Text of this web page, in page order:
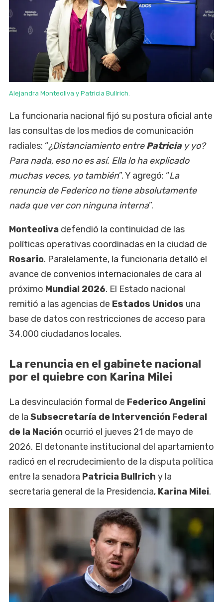
Alejandra Monteoliva y Patricia Bullrich.
La funcionaria nacional fijó su postura oficial ante
las consultas de los medios de comunicación
radiales: “¿Distanciamiento entrePatricia y yo?
Para nada, eso no es así. Ella lo ha explicado
muchas veces, yo también”. Y agregó: “La
renuncia de Federico no tiene absolutamente
nada que ver con ninguna interna”.
Monteoliva defendió la continuidad de las
políticas operativas coordinadas en la ciudad de
Rosario. Paralelamente, la funcionaria detalló el
avance de convenios internacionales de cara al
próximo Mundial 2026. El Estado nacional
remitió a las agencias de Estados Unidos una
base de datos con restricciones de acceso para
34.000 ciudadanos locales.
La renuncia en el gabinete nacional
por el quiebre con Karina Milei
La desvinculación formal de Federico Angelini
de la Subsecretaría de Intervención Federal
de la Nación ocurrió el jueves 21 de mayo de
2026. El detonante institucional del apartamiento
radicó en el recrudecimiento de la disputa política
entre la senadora Patricia Bullrich y la
secretaria general de la Presidencia, Karina Milei.